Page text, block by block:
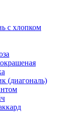
с хлопком
(диагональ)